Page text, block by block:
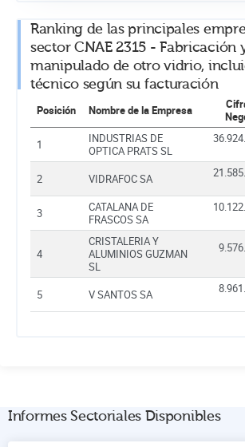
Ranking de las principales
sector CNAE 2315 - Fabricación
manipulado de otro vidrio,
técnico según su facturación
Posición Nombre de la Empresa
1
INDUSTRIAS DE
OPTICA PRATS SL
2 VIDRAFOC SA
3
CATALANA DE
FRASCOS SA
4
CRISTALERIA Y
ALUMINIOS GUZMAN
SL
5 V SANTOS SA
Informes Sectoriales Disponibles